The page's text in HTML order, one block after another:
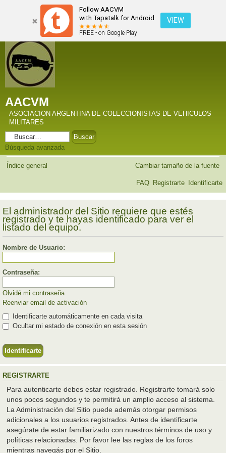
Follow AACVM
with Tapatalk for Android
FREE - on Google Play
VIEW
AACVM
ASOCIACION ARGENTINA DE COLECCIONISTAS DE VEHICULOS
MILITARES
Búsqueda avanzada
Índice general Cambiar tamaño de la fuente
FAQ Registrarte Identificarte
El administrador del Sitio requiere que estés
registrado y te hayas identificado para ver el
listado del equipo.
Nombre de Usuario:
Contraseña:
Olvidé mi contraseña
Reenviar email de activación
Identificarte automáticamente en cada visita
Ocultar mi estado de conexión en esta sesión
REGISTRARTE
Para autenticarte debes estar registrado. Registrarte tomará solo
unos pocos segundos y te permitirá un amplio acceso al sistema.
La Administración del Sitio puede además otorgar permisos
adicionales a los usuarios registrados. Antes de identificarte
asegúrate de estar familiarizado con nuestros términos de uso y
políticas relacionadas. Por favor lee las reglas de los foros
mientras navegás por el Sitio.